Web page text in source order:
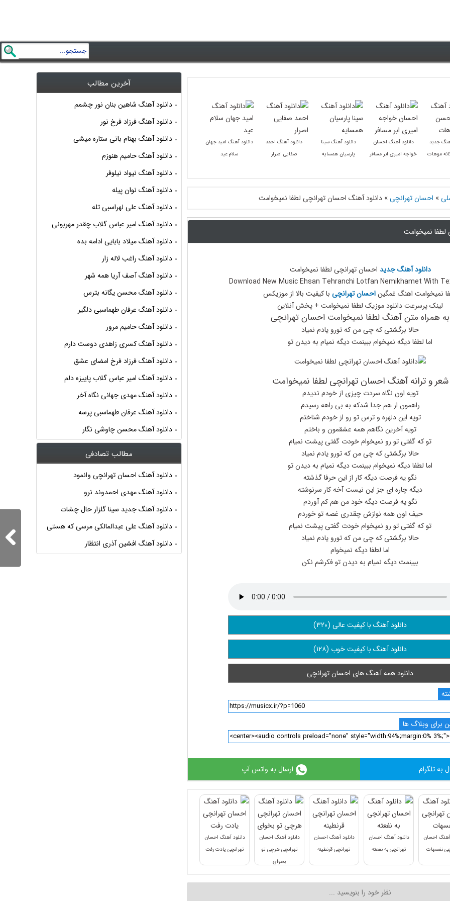
جدید
موهات
دانلود آهنگ احسان
خواجه امیری ابر مسافر
دانلود آهنگ سینا
پارسیان همسایه
دانلود آهنگ احمد
صفایی اصرار
دانلود آهنگ امید جهان
سلام عید
» احسان تهرانچی» دانلود آهنگ احسان تهرانچی لطفا نمیخوامت
لطفا نمیخوامت
دانلود آهنگ جدید احسان تهرانچی لطفا نمیخوامت
Download New Music Ehsan Tehranchi Lotfan Nemikhamet With
نمیخوامت اهنگ غمگیناحسان تهرانچی با کیفیت بالا از موزیکس
لینک پرسرعت دانلود موزیک لطفا نمیخوامت + پخش آنلاین
به همراه متن آهنگ لطفا نمیخوامت احسان تهرانچی
حالا برگشتی که چی من که تورو یادم نمیاد
اما لطفا دیگه نمیخوام ببینمت دیگه نمیام به دیدن تو
شعر و ترانه آهنگ احسان تهرانچی لطفا نمیخوامت
تویه اون نگاه سردت چیزی از خودم ندیدم
راهمون از هم جدا شدکه به بی راهه رسیدم
تویه این دلهره و ترس تو رو از خودم شناختم
تویه آخرین نگاهم همه عشقمون و باختم
تو که گفتی تو رو نمیخوام خودت گفتی پیشت نمیام
حالا برگشتی که چی من که تورو یادم نمیاد
اما لطفا دیگه نمیخوام ببینمت دیگه نمیام به دیدن تو
نگو یه فرصت دیگه کار از این حرفا گذشته
دیگه چاره ای جز این نیست آخه کار سرنوشته
نگو یه فرصت دیگه خود من هم کم آوردم
حیف اون همه نوازش چقدری غصه تو خوردم
تو که گفتی تو رو نمیخوام خودت گفتی پیشت نمیام
حالا برگشتی که چی من که تورو یادم نمیاد
اما لطفا دیگه نمیخوام
ببینمت دیگه نمیام به دیدن تو فکرشم نکن
دانلود آهنگ با کیفیت عالی (۳۲۰)
دانلود آهنگ با کیفیت خوب (۱۲۸)
دانلود همه آهنگ های احسان تهرانچی
برای وبلاگ ها
به تلگرام ارسال به واتس آپ
آهنگ احسان
نفسهات
دانلود آهنگ احسان
تهرانچی به نفعته
دانلود آهنگ احسان
تهرانچی قرنطینه
دانلود آهنگ احسان
تهرانچی هرچی تو
بخوای
دانلود آهنگ احسان
تهرانچی یادت رفت
آخرین مطالب
دانلود آهنگ شاهین بنان نور چشمم
دانلود آهنگ فرزاد فرخ نور
دانلود آهنگ بهنام بانی ستاره میشی
دانلود آهنگ حامیم هنوزم
دانلود آهنگ نیواد نیلوفر
دانلود آهنگ نوان پیله
دانلود آهنگ علی لهراسبی تله
دانلود آهنگ امیر عباس گلاب چقدر مهربونی
دانلود آهنگ میلاد بابایی ادامه بده
دانلود آهنگ راغب لاله زار
دانلود آهنگ آصف آریا همه شهر
دانلود آهنگ محسن یگانه بترس
دانلود آهنگ عرفان طهماسبی دلگیر
دانلود آهنگ حامیم مرور
دانلود آهنگ کسری زاهدی دوست دارم
دانلود آهنگ فرزاد فرخ امضای عشق
دانلود آهنگ امیر عباس گلاب پاییزه دلم
دانلود آهنگ مهدی جهانی نگاه آخر
دانلود آهنگ عرفان طهماسبی پرسه
دانلود آهنگ محسن چاوشی نگار
مطالب تصادفی
دانلود آهنگ احسان تهرانچی وانمود
دانلود آهنگ مهدی احمدوند نرو
دانلود آهنگ جدید سینا گلزار حال چشات
دانلود آهنگ علی عبدالمالکی مرسی که هستی
دانلود آهنگ افشین آذری انتظار